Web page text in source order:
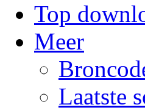
Top
Meer
Laatste